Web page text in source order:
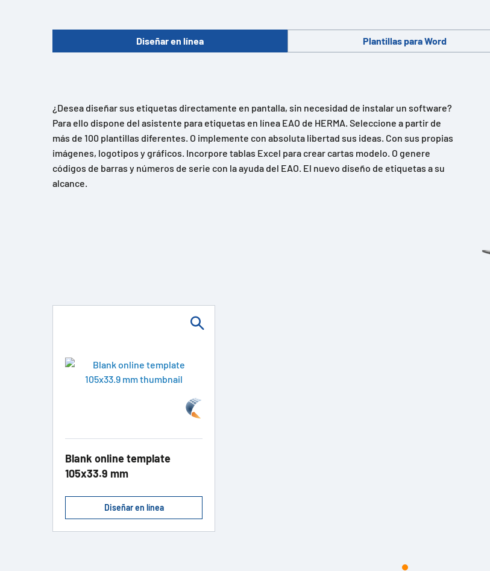
Diseñar en línea Plantillas para Word
¿Desea diseñar sus etiquetas directamente en pantalla, sin necesidad de instalar un software?
Para ello dispone del asistente para etiquetas en línea EAO de HERMA. Seleccione a partir de
más de 100 plantillas diferentes. O implemente con absoluta libertad sus ideas. Con sus propias
imágenes, logotipos y gráficos. Incorpore tablas Excel para crear cartas modelo. O genere
códigos de barras y números de serie con la ayuda del EAO. El nuevo diseño de etiquetas a su
alcance.
Blank online template
105x33.9 mm
Diseñar en línea